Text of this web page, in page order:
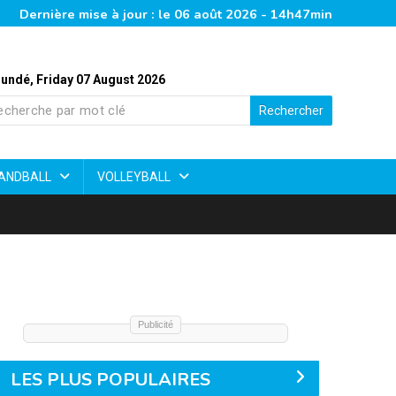
Dernière mise à jour : le 06 août 2026 - 14h47min
Friday 07 August 2026
Rechercher
VOLLEYBALL
Publicité
LES PLUS POPULAIRES